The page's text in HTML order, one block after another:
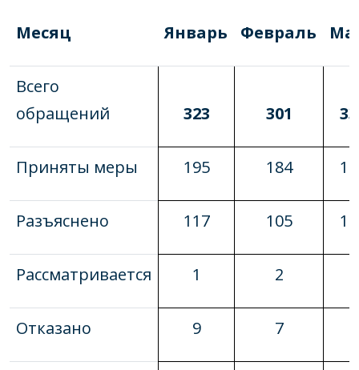
Месяц Январь Февраль
Всего
обращений
323 301
Приняты меры 195 184
Разъяснено 117 105
Рассматривается 1 2
Отказано 9 7